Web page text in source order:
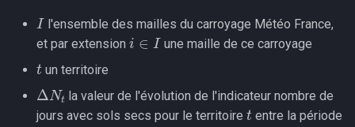
l'ensemble des mailles du carroyage Météo France,
et par extension
i∈I
une maille de ce carroyage
un territoire
Δ
la valeur de l'évolution de l'indicateur nombre de
jours avec sols secs pour le territoire
t
entre la période